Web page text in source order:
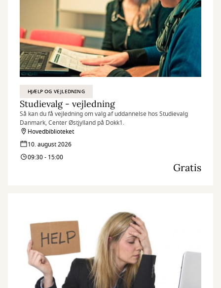
HJÆLP OG VEJLEDNING
Studievalg - vejledning
Så kan du få vejledning om valg af uddannelse hos Studievalg
Danmark, Center Østjylland på Dokk1.
Hovedbiblioteket
10. august 2026
09:30 - 15:00
Gratis